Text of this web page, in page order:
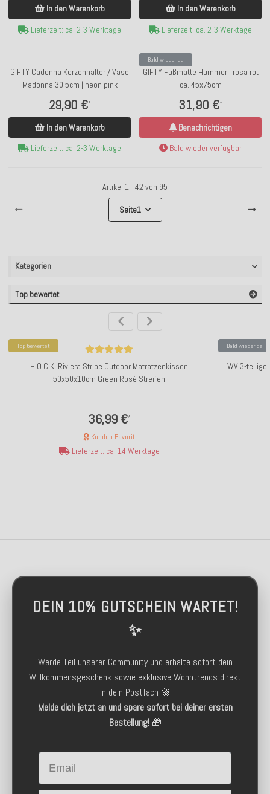
In den Warenkorb
Lieferzeit: ca. 2-3 Werktage
In den Warenkorb
Lieferzeit: ca. 2-3 Werktage
GIFTY Cadonna Kerzenhalter / Vase
Madonna 30,5cm | neon pink
29,90 €*
In den Warenkorb
Lieferzeit: ca. 2-3 Werktage
Bald wieder da
GIFTY Fußmatte Hummer | rosa rot
ca. 45x75cm
31,90 €*
Benachrichtigen
Bald wieder verfügbar
Artikel 1 - 42 von 95
Seite1
Kategorien
Top bewertet
Top bewertet
H.O.C.K. Riviera Stripe Outdoor Matratzenkissen
50x50x10cm Green Rosé Streifen
36,99 €*
Kunden-Favorit
Lieferzeit: ca. 14 Werktage
Bald wieder da
WV 3-
DEIN 10% GUTSCHEIN WARTET!
✨
Werde Teil unserer Community und erhalte sofort dein
Willkommensgeschenk sowie exklusive Wohntrends direkt
in dein Postfach 🚀
Melde dich jetzt an und spare sofort bei deiner ersten
Bestellung!🎁
Email